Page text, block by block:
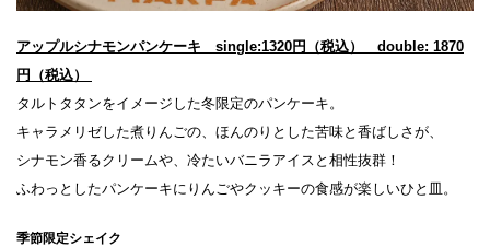
アップルシナモンパンケーキ single:1320円（税込） double: 1870
円（税込） ​
タルトタタンをイメージした冬限定のパンケーキ。
キャラメリゼした煮りんごの、ほんのりとした苦味と香ばしさが、
シナモン香るクリームや、冷たいバニラアイスと相性抜群！
ふわっとしたパンケーキにりんごやクッキーの食感が楽しいひと皿。
季節限定シェイク